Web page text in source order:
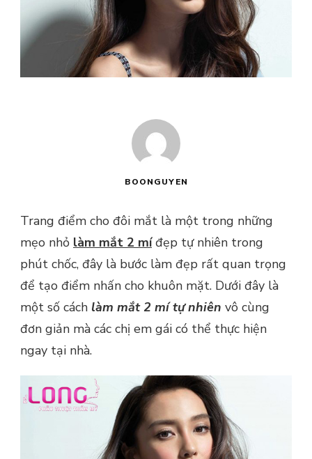
BOONGUYEN
Trang điểm cho đôi mắt là một trong những
mẹo nhỏ làm mắt 2 mí đẹp tự nhiên trong
phút chốc, đây là bước làm đẹp rất quan trọng
để tạo điểm nhấn cho khuôn mặt. Dưới đây là
một số cách làm mắt 2 mí tự nhiên vô cùng
đơn giản mà các chị em gái có thể thực hiện
ngay tại nhà.